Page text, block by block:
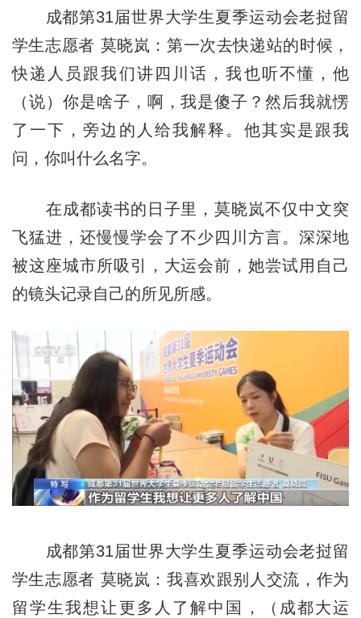
成都第31届世界大学生夏季运动会老挝留
学生志愿者 莫晓岚：第一次去快递站的时候，
快递人员跟我们讲四川话，我也听不懂，他
（说）你是啥子，啊，我是傻子？然后我就愣
了一下，旁边的人给我解释。他其实是跟我
问，你叫什么名字。
在成都读书的日子里，莫晓岚不仅中文突
飞猛进，还慢慢学会了不少四川方言。深深地
被这座城市所吸引，大运会前，她尝试用自己
的镜头记录自己的所见所感。
成都第31届世界大学生夏季运动会老挝留
学生志愿者 莫晓岚：我喜欢跟别人交流，作为
留学生我想让更多人了解中国，（成都大运